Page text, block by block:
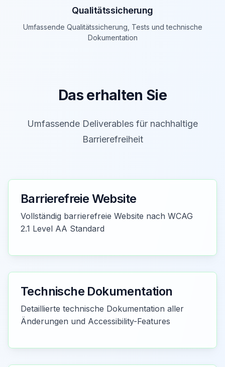
Qualitätssicherung
Umfassende Qualitätssicherung, Tests und technische
Dokumentation
Das erhalten Sie
Umfassende Deliverables für nachhaltige
Barrierefreiheit
Barrierefreie Website
Vollständig barrierefreie Website nach WCAG
2.1 Level AA Standard
Technische Dokumentation
Detaillierte technische Dokumentation aller
Änderungen und Accessibility-Features